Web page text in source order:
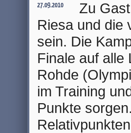
27.09.2010
Zu
Riesa und die
sein. Die
Finale auf alle
Rohde
im Training
Punkte